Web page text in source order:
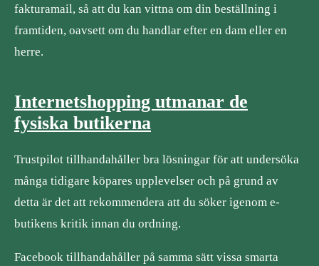
fakturamail, så att du kan vittna om din beställning i
framtiden, oavsett om du handlar efter en dam eller en
herre.
Internetshopping utmanar de
fysiska butikerna
Trustpilot tillhandahåller bra lösningar för att undersöka
många tidigare köpares upplevelser och på grund av
detta är det att rekommendera att du söker igenom e-
butikens kritik innan du ordning.
Facebook tillhandahåller på samma sätt vissa smarta